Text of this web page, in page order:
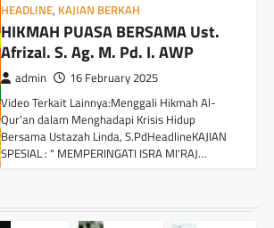
HEADLINE, KAJIAN BERKAH
HIKMAH PUASA BERSAMA Ust.
Afrizal. S. Ag. M. Pd. I. AWP
admin 16 February 2025
Video Terkait Lainnya:Menggali Hikmah Al-
Qur'an dalam Menghadapi Krisis Hidup
Bersama Ustazah Linda, S.PdHeadlineKAJIAN
SPESIAL : " MEMPERINGATI ISRA MI'RAJ…